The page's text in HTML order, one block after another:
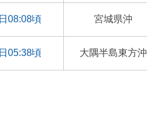
08:08頃 宮城県沖
05:38頃 大隅半島東方沖